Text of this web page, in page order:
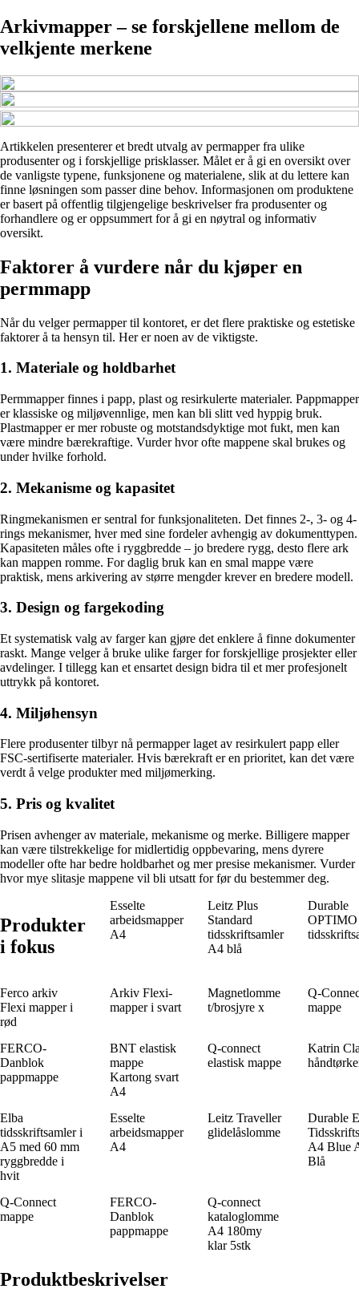
Arkivmapper – se forskjellene mellom de
velkjente merkene
Artikkelen presenterer et bredt utvalg av permapper fra ulike
produsenter og i forskjellige prisklasser. Målet er å gi en oversikt over
de vanligste typene, funksjonene og materialene, slik at du lettere kan
finne løsningen som passer dine behov. Informasjonen om produktene
er basert på offentlig tilgjengelige beskrivelser fra produsenter og
forhandlere og er oppsummert for å gi en nøytral og informativ
oversikt.
Faktorer å vurdere når du kjøper en
permmapp
Når du velger permapper til kontoret, er det flere praktiske og estetiske
faktorer å ta hensyn til. Her er noen av de viktigste.
1. Materiale og holdbarhet
Permmapper finnes i papp, plast og resirkulerte materialer. Pappmapper
er klassiske og miljøvennlige, men kan bli slitt ved hyppig bruk.
Plastmapper er mer robuste og motstandsdyktige mot fukt, men kan
være mindre bærekraftige. Vurder hvor ofte mappene skal brukes og
under hvilke forhold.
2. Mekanisme og kapasitet
Ringmekanismen er sentral for funksjonaliteten. Det finnes 2-, 3- og 4-
rings mekanismer, hver med sine fordeler avhengig av dokumenttypen.
Kapasiteten måles ofte i ryggbredde – jo bredere rygg, desto flere ark
kan mappen romme. For daglig bruk kan en smal mappe være
praktisk, mens arkivering av større mengder krever en bredere modell.
3. Design og fargekoding
Et systematisk valg av farger kan gjøre det enklere å finne dokumenter
raskt. Mange velger å bruke ulike farger for forskjellige prosjekter eller
avdelinger. I tillegg kan et ensartet design bidra til et mer profesjonelt
uttrykk på kontoret.
4. Miljøhensyn
Flere produsenter tilbyr nå permapper laget av resirkulert papp eller
FSC-sertifiserte materialer. Hvis bærekraft er en prioritet, kan det være
verdt å velge produkter med miljømerking.
5. Pris og kvalitet
Prisen avhenger av materiale, mekanisme og merke. Billigere mapper
kan være tilstrekkelige for midlertidig oppbevaring, mens dyrere
modeller ofte har bedre holdbarhet og mer presise mekanismer. Vurder
hvor mye slitasje mappene vil bli utsatt for før du bestemmer deg.
Produkter
i fokus
Esselte
arbeidsmapper
A4
Leitz Plus
Standard
tidsskriftsamler
A4 blå
Durable
OPTIMO
Ferco arkiv
Flexi mapper i
rød
Arkiv Flexi-
mapper i svart
Magnetlomme
t/brosjyre x
Q-
mappe
FERCO-
Danblok
pappmappe
BNT elastisk
mappe
Kartong svart
A4
Q-connect
elastisk mappe
Katrin
Elba
tidsskriftsamler i
A5 med 60 mm
ryggbredde i
hvit
Esselte
arbeidsmapper
A4
Leitz Traveller
glidelåslomme
Durable
A4 Blue
Blå
Q-Connect
mappe
FERCO-
Danblok
pappmappe
Q-connect
kataloglomme
A4 180my
klar 5stk
Produktbeskrivelser